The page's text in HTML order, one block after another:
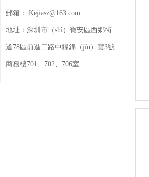
郵箱： Kejiasz@163.com
地址： 深圳市（shì）寶安區西鄉街
道78區前進二路中糧錦（jǐn）雲3號
商務樓701、702、706室